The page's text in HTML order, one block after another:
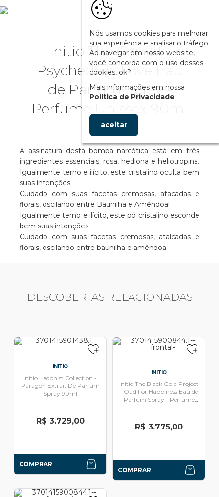
Initio The Carnal -
Psychedelic Love Eau
de Parfum Spray -
Perfume Unissex 90ml
A assinatura desta bomba narcótica está em três
ingredientes essenciais: rosa, hediona e heliotropina.
Igualmente terno e ilícito, este cristalino oculta bem
suas intenções.
Cuidado com suas facetas cremosas, atacadas e
florais, oscilando entre Baunilha e Amêndoa!
Igualmente terno e ilícito, este pó cristalino esconde
bem suas intenções.
Cuidado com suas facetas cremosas, atalcadas e
florais, oscilando entre baunilha e amêndoa.
DESCOBERTAS RELACIONADAS
INITIO
Initio Hedonist Collection -
Paragon Extrait De Parfum
Spray 90ml
R$ 3.729,00
COMPRAR
INITIO
Initio The Black Gold Project
- Oud For Happiness Eau de
Parfum Spray - Perfume
R$ 3.775,00
COMPRAR
Nós usamos cookies para melhorar
sua experiência e analisar o tráfego.
Ao navegar em nosso website,
você concorda com o uso desses
cookies, ok?
Mais informações em nossa
Política de Privacidade
aceitar